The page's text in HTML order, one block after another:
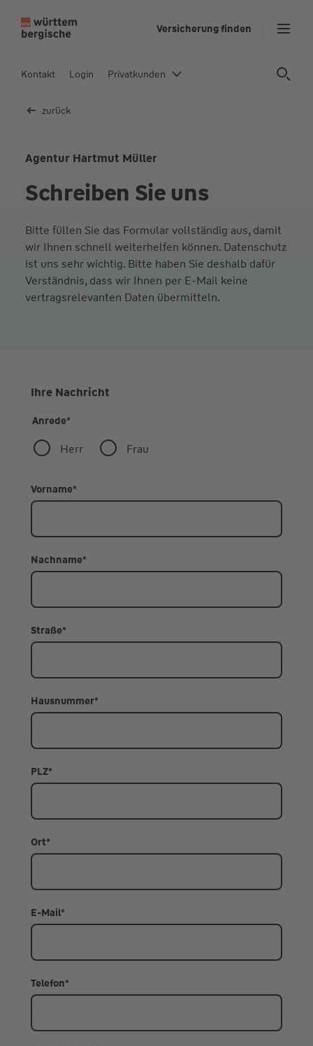
In
Versicherung finden
Kontakt Login Privatkunden
zurück
Agentur Hartmut Müller
Schreiben Sie uns
Bitte füllen Sie das Formular vollständig aus, damit
wir Ihnen schnell weiterhelfen können. Datenschutz
ist uns sehr wichtig. Bitte haben Sie deshalb dafür
Verständnis, dass wir Ihnen per E-Mail keine
vertragsrelevanten Daten übermitteln.
Ihre Nachricht
Anrede*
Herr Frau
Vorname*
Nachname*
Straße*
Hausnummer*
PLZ*
Ort*
E-Mail*
Telefon*